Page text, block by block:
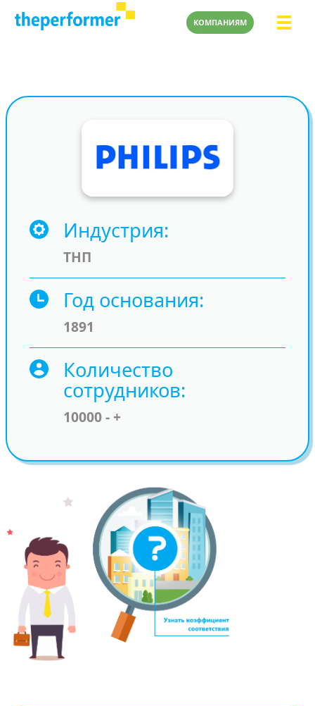
КОМПАНИЯМ
Индустрия
ТНП
Год основания
1891
Количество
сотрудников
10000 - +